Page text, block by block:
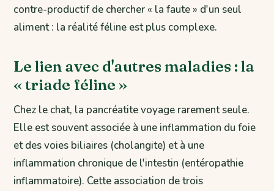
contre-productif de chercher « la faute » d'un seul
aliment : la réalité féline est plus complexe.
Le lien avec d'autres maladies : la
« triade féline »
Chez le chat, la pancréatite voyage rarement seule.
Elle est souvent associée à une inflammation du foie
et des voies biliaires (cholangite) et à une
inflammation chronique de l'intestin (entéropathie
inflammatoire). Cette association de trois